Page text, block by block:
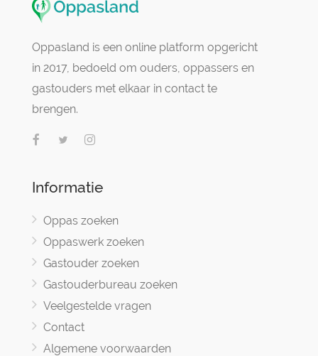
Oppasland is een online platform opgericht
in 2017, bedoeld om ouders, oppassers en
gastouders met elkaar in contact te
brengen.
Informatie
Oppas zoeken
Oppaswerk zoeken
Gastouder zoeken
Gastouderbureau zoeken
Veelgestelde vragen
Contact
Algemene voorwaarden